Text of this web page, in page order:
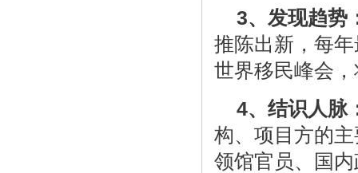
3、发现趋势
推陈出新，每
世界移民峰会
4、结识人脉
构、项目方的
领馆官员、国